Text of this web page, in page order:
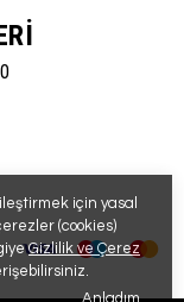
için yasal
(cookies)
Gizlilik ve Çerez
Anladım